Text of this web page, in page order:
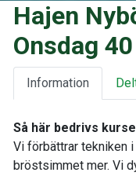
Hajen
Onsdag
Information
Så här bedrivs
Vi förbättrar tekniken
bröstsimmet mer. Vi